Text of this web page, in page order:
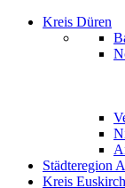
Kreis Düren
Städteregion
Kreis